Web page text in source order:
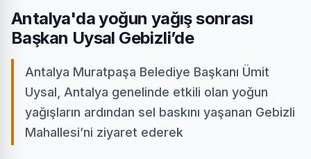
Antalya'da yoğun yağış sonrası
Başkan Uysal Gebizli’de
Antalya Muratpaşa Belediye Başkanı Ümit
Uysal, Antalya genelinde etkili olan yoğun
yağışların ardından sel baskını yaşanan Gebizli
Mahallesi’ni ziyaret ederek